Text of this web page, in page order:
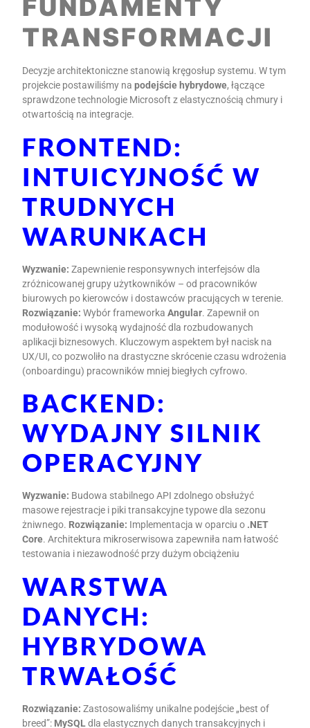
FUNDAMENTY
TRANSFORMACJI
Decyzje architektoniczne stanowią kręgosłup systemu. W tym
projekcie postawiliśmy napodejście hybrydowe, łączące
sprawdzone technologie Microsoft z elastycznością chmury i
otwartością na integracje.
FRONTEND:
INTUICYJNOŚĆ W
TRUDNYCH
WARUNKACH
Wyzwanie: Zapewnienie responsywnych interfejsów dla
zróżnicowanej grupy użytkowników – od pracowników
biurowych po kierowców i dostawców pracujących w terenie.
Rozwiązanie: Wybór frameworkaAngular. Zapewnił on
modułowość i wysoką wydajność dla rozbudowanych
aplikacji biznesowych. Kluczowym aspektem był nacisk na
UX/UI, co pozwoliło na drastyczne skrócenie czasu wdrożenia
(onboardingu) pracowników mniej biegłych cyfrowo.
BACKEND:
WYDAJNY SILNIK
OPERACYJNY
Wyzwanie: Budowa stabilnego API zdolnego obsłużyć
masowe rejestracje i piki transakcyjne typowe dla sezonu
żniwnego. Rozwiązanie: Implementacja w oparciu o .NET
Core. Architektura mikroserwisowa zapewniła nam łatwość
testowania i niezawodność przy dużym obciążeniu
WARSTWA
DANYCH:
HYBRYDOWA
TRWAŁOŚĆ
Rozwiązanie: Zastosowaliśmy unikalne podejście „best of
breed”: MySQL dla elastycznych danych transakcyjnych i